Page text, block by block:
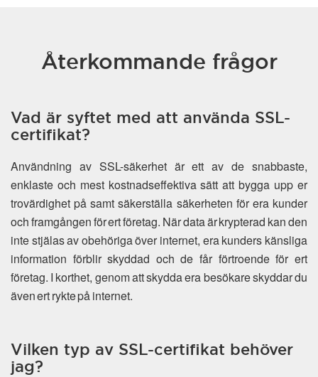
Återkommande frågor
Vad är syftet med att använda SSL-
certifikat?
Användning av SSL-säkerhet är ett av de snabbaste,
enklaste och mest kostnadseffektiva sätt att bygga upp er
trovärdighet på samt säkerställa säkerheten för era kunder
och framgången för ert företag. När data är krypterad kan den
inte stjälas av obehöriga över internet, era kunders känsliga
information förblir skyddad och de får förtroende för ert
företag. I korthet, genom att skydda era besökare skyddar du
även ert rykte på internet.
Vilken typ av SSL-certifikat behöver
jag?